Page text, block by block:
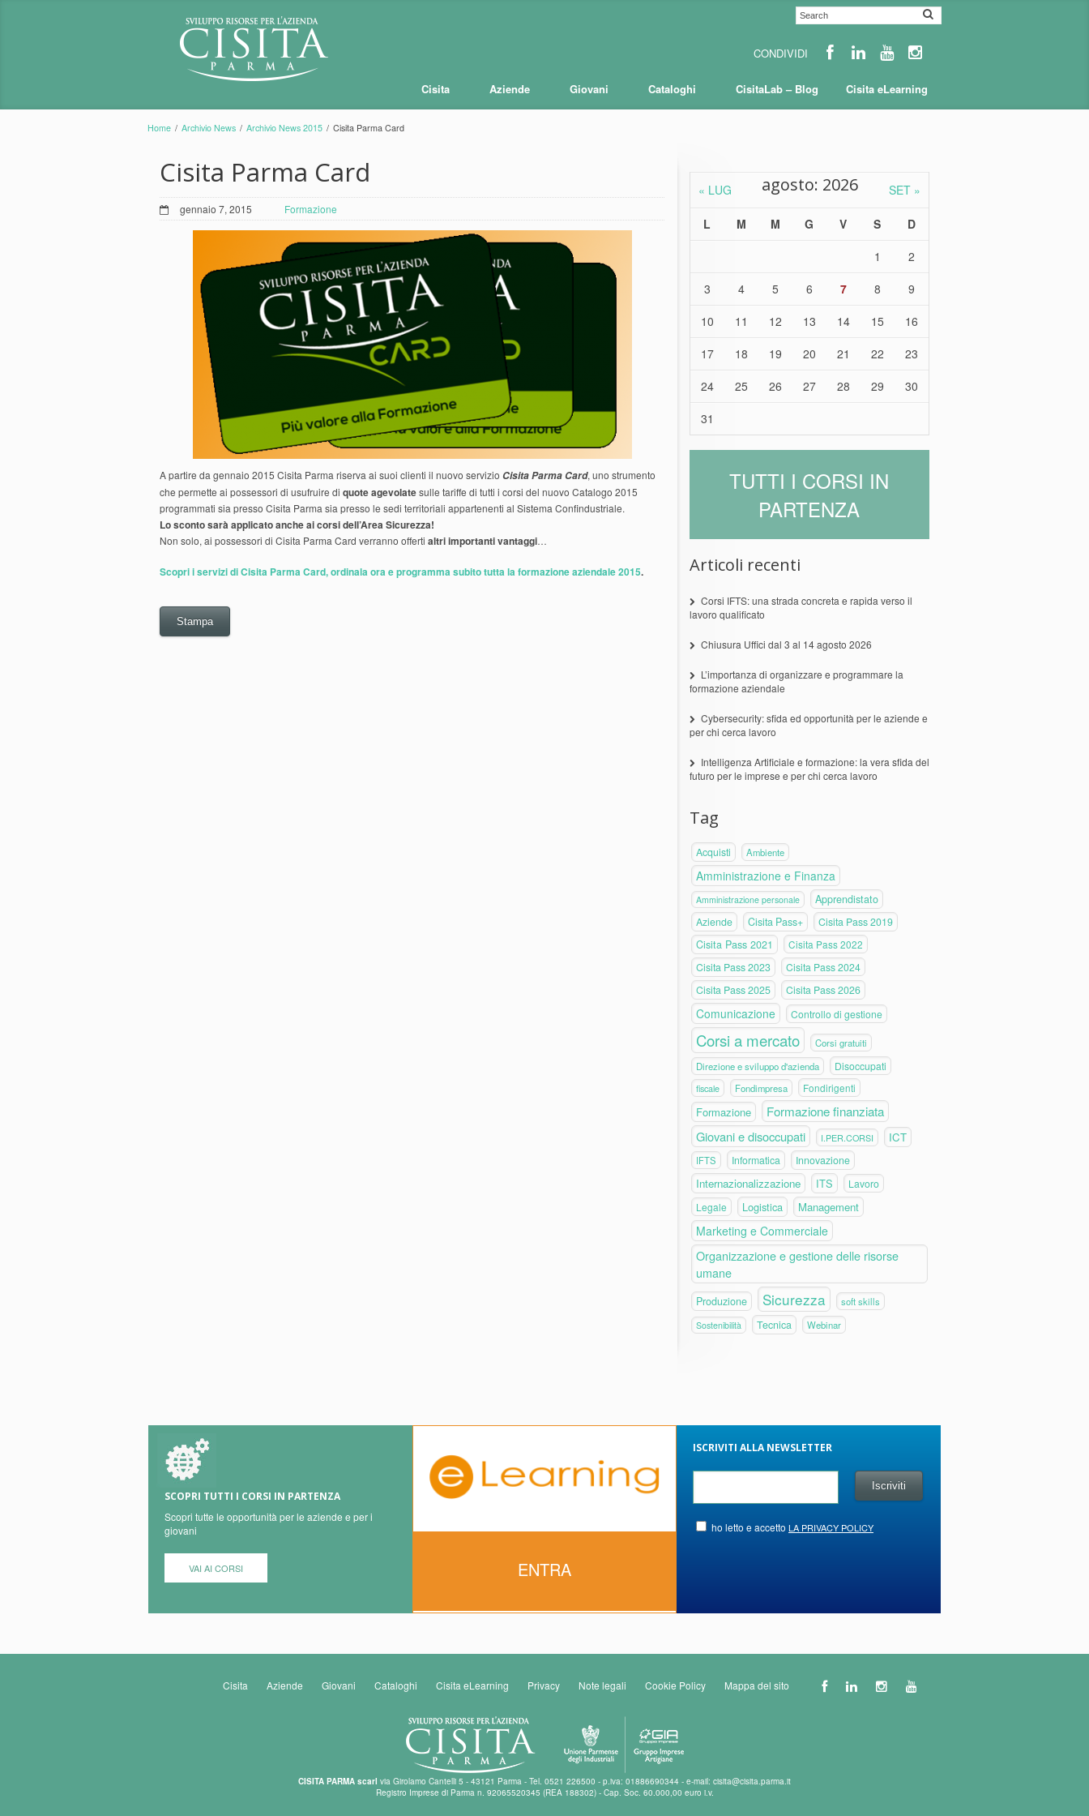
Cisita Aziende Giovani Cataloghi CisitaLab – Blog Cisita eLearning
Home / Archivio News / Archivio News 2015 / Cisita Parma Card
Cisita Parma Card
gennaio 7, 2015 Formazione
A partire da gennaio 2015 Cisita Parma riserva ai suoi clienti il nuovo servizio Cisita Parma Card, uno strumento
che permette ai possessori di usufruire di quote agevolatesulle tariffe di tutti i corsi del nuovo Catalogo 2015
programmati sia presso Cisita Parma sia presso le sedi territoriali appartenenti al Sistema Confindustriale.
Lo sconto sarà applicato anche ai corsi dell’Area Sicurezza!
Non solo, ai possessori di Cisita Parma Card verranno offerti altriimportanti vantaggi…
Scopri i servizi di Cisita Parma Card, ordinala ora e programma subito tutta la formazione aziendale 2015.
Stampa
« LUG SET »
agosto: 2026
L M M G V S
D
1
2
3
4 5 6 7 8
9
10
11 12 13 14 15
16
17
18 19 20 21 22
23
24
25 26 27 28 29
30
31
TUTTI I CORSI IN
PARTENZA
Articoli recenti
Corsi IFTS: una strada concreta e rapida verso il
lavoro qualificato
Chiusura Uffici dal 3 al 14 agosto 2026
L’importanza di organizzare e programmare la
formazione aziendale
Cybersecurity: sfida ed opportunità per le aziende e
per chi cerca lavoro
Intelligenza Artificiale e formazione: la vera sfida del
futuro per le imprese e per chi cerca lavoro
Tag
Acquisti Ambiente
Amministrazione e Finanza
Amministrazione personale
Apprendistato
Aziende
Cisita Pass+
Cisita Pass 2019
Cisita Pass 2021
Cisita Pass 2022
Cisita Pass 2023 Cisita Pass 2024
Cisita Pass 2025 Cisita Pass 2026
Comunicazione Controllo di gestione
Corsi a mercato
Corsi gratuiti
Direzione e sviluppo d'azienda
Disoccupati
fiscale Fondimpresa Fondirigenti
Formazione
Formazione finanziata
Giovani e disoccupati
I.PER.CORSI ICT
IFTS Informatica Innovazione
Internazionalizzazione ITS
Lavoro
Legale
Logistica Management
Marketing e Commerciale
Organizzazione e gestione delle risorse
umane
Produzione Sicurezza soft skills
Sostenibilità Tecnica Webinar
SCOPRI TUTTI I CORSI IN PARTENZA
Scopri tutte le opportunità per le aziende e per i
giovani
VAI AI CORSI ENTRA
ISCRIVITI ALLA NEWSLETTER
ho letto e accetto LA PRIVACY POLICY
Cisita Aziende Giovani Cataloghi Cisita eLearning Privacy Note legali Cookie Policy Mappa del sito
CISITA PARMA scarl via Girolamo Cantelli 5 - 43121 Parma - Tel. 0521 226500 - p.iva: 01886690344 - e-mail: cisita@cisita.parma.it
Registro Imprese di Parma n. 92065520345 (REA 188302) - Cap. Soc. 60.000,00 euro i.v.